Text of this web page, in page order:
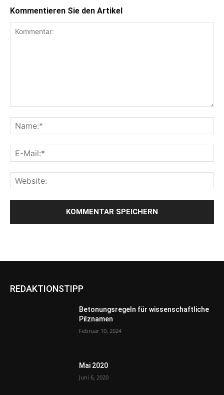
Kommentieren Sie den Artikel
REDAKTIONSTIPP
Betonungsregeln für wissenschaftliche
Pilznamen
Februar 10, 2024
Mai 2020
Juni 6, 2020